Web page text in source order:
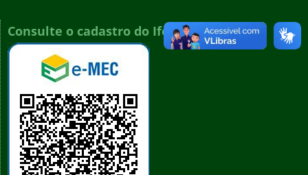
Consulte o cadastro do Ifes no e-MEC